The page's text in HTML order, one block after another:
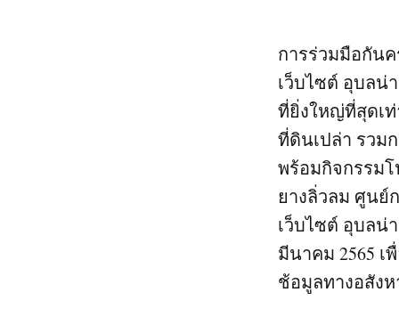
การร่วมมือกัน
เว็บไซต์ อุบลน่
ที่ยิ่งใหญ่ที่สุดเ
ที่ดินเปล่า รวม
พร้อมกิจกรรม
ยางลิ่วลม ศูนย์
เว็บไซต์ อุบลน่า
มีนาคม 2565
ช้อมูลทางอสัง